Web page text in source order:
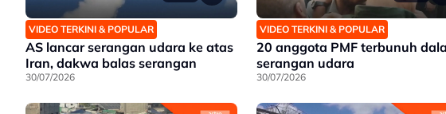
VIDEO TERKINI & POPULAR
AS lancar serangan udara ke atas
Iran, dakwa balas serangan
30/07/2026
VIDEO TERKINI & POPULAR
20 anggota PMF terbunuh
serangan udara
30/07/2026